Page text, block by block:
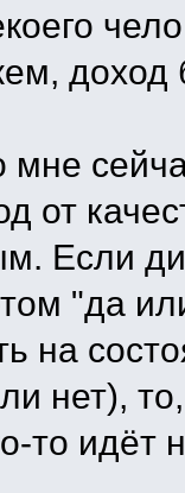
доход
мне
от
Если
"да
на
нет),
то идёт